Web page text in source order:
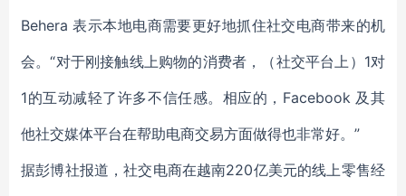
Behera 表示本地电商需要更好地抓住社交电商带来的机
会。“对于刚接触线上购物的消费者，（社交平台上）1对
1的互动减轻了许多不信任感。相应的，Facebook 及其
他社交媒体平台在帮助电商交易方面做得也非常好。”
据彭博社报道，社交电商在越南220亿美元的线上零售经